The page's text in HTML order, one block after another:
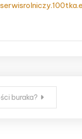
buraka?